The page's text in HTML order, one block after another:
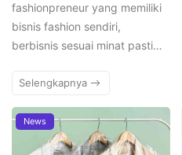
fashionpreneur yang memiliki
bisnis fashion sendiri,
berbisnis sesuai minat pasti…
Selengkapnya
News